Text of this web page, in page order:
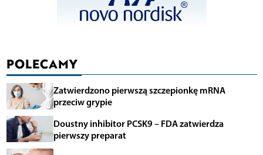
POLECAMY
Zatwierdzono pierwszą szczepionkę mRNA
przeciw grypie
Doustny inhibitor PCSK9 – FDA zatwierdza
pierwszy preparat